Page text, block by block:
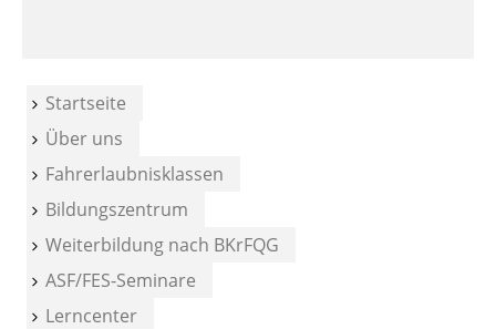
Startseite
Über uns
Fahrerlaubnisklassen
Bildungszentrum
Weiterbildung nach BKrFQG
ASF/FES-Seminare
Lerncenter